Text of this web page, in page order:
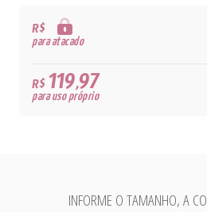
R$
para atacado
R$119,97
para uso próprio
INFORME O TAMANHO, A